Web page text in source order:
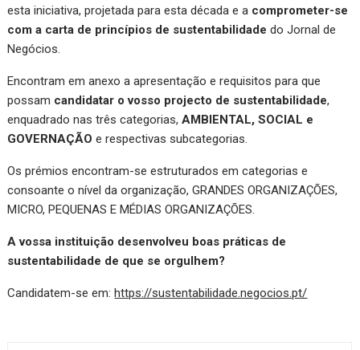
esta iniciativa, projetada para esta década e a comprometer-se
com a carta de princípios de sustentabilidade do Jornal de
Negócios.
Encontram em anexo a apresentação e requisitos para que
possam candidatar o vosso projecto de sustentabilidade,
enquadrado nas três categorias,AMBIENTAL, SOCIAL e
GOVERNAÇÃOe respectivas subcategorias.
Os prémios encontram-se estruturados em categorias e
consoante o nível da organização, GRANDES ORGANIZAÇÕES,
MICRO, PEQUENAS E MÉDIAS ORGANIZAÇÕES.
A vossa instituição desenvolveu boas práticas de
sustentabilidade de que se orgulhem?
Candidatem-se em:https://sustentabilidade.negocios.pt/